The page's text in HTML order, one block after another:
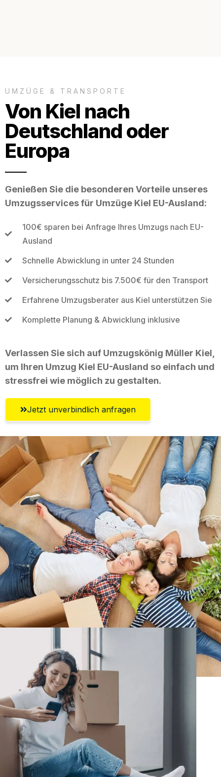
UMZÜGE & TRANSPORTE
Von Kiel nach
Deutschland oder
Europa
Genießen Sie die besonderen Vorteile unseres
Umzugsservices für Umzüge Kiel EU-Ausland:
100€ sparen bei Anfrage Ihres Umzugs nach EU-
Ausland
Schnelle Abwicklung in unter 24 Stunden
Versicherungsschutz bis 7.500€ für den Transport
Erfahrene Umzugsberater aus Kiel unterstützen Sie
Komplette Planung & Abwicklung inklusive
Verlassen Sie sich auf Umzugskönig Müller Kiel,
um Ihren Umzug Kiel EU-Ausland so einfach und
stressfrei wie möglich zu gestalten.
Jetzt unverbindlich anfragen